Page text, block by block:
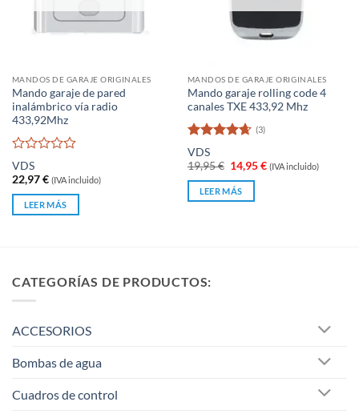
MANDOS DE GARAJE ORIGINALES
Mando garaje de pared
inalámbrico vía radio
433,92Mhz
Valorado
con
0
5
VDS
22,97€ (IVA incluido)
LEER MÁS
MANDOS DE GARAJE ORIGINALES
Mando garaje rolling code 4
canales TXE 433,92 Mhz
Valorado
con4.67
de 5
(3)
VDS
19,95€ El
precio
original
era:
14,95€El
precio
(IVA incluido)
LEER MÁS
CATEGORÍAS DE PRODUCTOS:
ACCESORIOS
Bombas de agua
Cuadros de control